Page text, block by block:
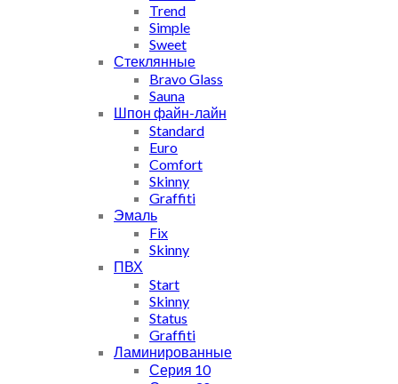
Trend
Simple
Sweet
Стеклянные
Bravo Glass
Sauna
Шпон файн-лайн
Standard
Euro
Comfort
Skinny
Graffiti
Эмаль
Fix
Skinny
ПВХ
Start
Skinny
Status
Graffiti
Ламинированные
Серия 10